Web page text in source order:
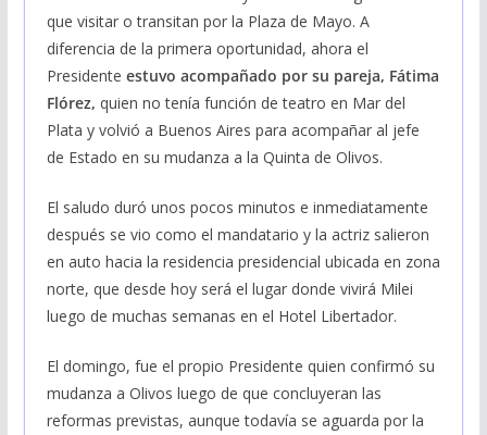
que visitar o transitan por la Plaza de Mayo. A
diferencia de la primera oportunidad, ahora el
Presidente estuvo acompañado por su pareja, Fátima
Flórez, quien no tenía función de teatro en Mar del
Plata y volvió a Buenos Aires para acompañar al jefe
de Estado en su mudanza a la Quinta de Olivos.
El saludo duró unos pocos minutos e inmediatamente
después se vio como el mandatario y la actriz salieron
en auto hacia la residencia presidencial ubicada en zona
norte, que desde hoy será el lugar donde vivirá Milei
luego de muchas semanas en el Hotel Libertador.
El domingo, fue el propio Presidente quien confirmó su
mudanza a Olivos luego de que concluyeran las
reformas previstas, aunque todavía se aguarda por la